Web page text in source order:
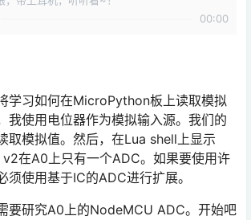
00:00
学习如何在MicroPython板上读取模拟
我使用电位器作为模拟输入源。我们的
取模拟值。然后，在Lua shell上显示
在A0上只有一个ADC。如果要使用许
须使用基于IC的ADC进行扩展。
要研究A0上的NodeMCU ADC。开始吧